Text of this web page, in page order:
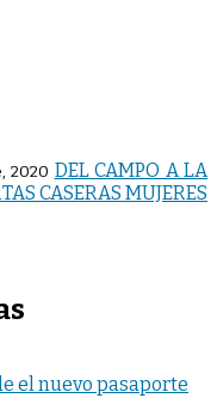
2020 DEL CAMPO A LA
CASERAS MUJERES
el nuevo pasaporte